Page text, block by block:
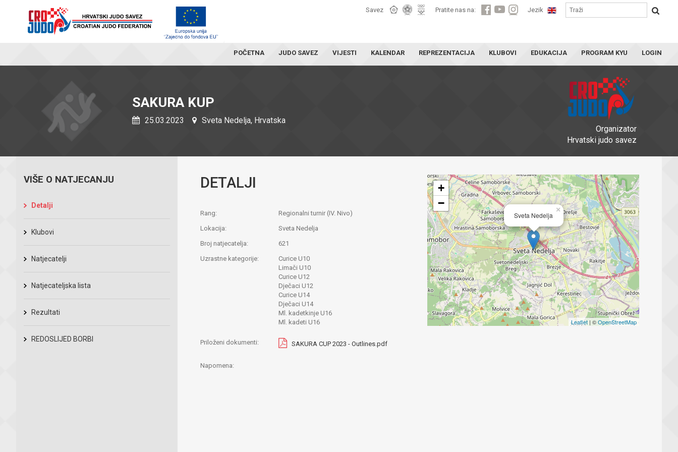
Savez Pratite nas na: Jezik
POČETNA JUDO SAVEZ VIJESTI KALENDAR REPREZENTACIJA KLUBOVI EDUKACIJA PROGRAM KYU LOGIN
Organizator
Hrvatski judo savez
SAKURA KUP
25.03.2023 Sveta Nedelja, Hrvatska
VIŠE O NATJECANJU
Detalji
Klubovi
Natjecatelji
Natjecateljska lista
Rezultati
REDOSLIJED BORBI
DETALJI
Rang:
Regionalni turnir (IV. Nivo)
Lokacija:
Sveta Nedelja
Broj natjecatelja:
621
Uzrastne kategorije:
Curice U10
Limači U10
Curice U12
Dječaci U12
Curice U14
Dječaci U14
Ml. kadetkinje U16
Ml. kadeti U16
Priloženi dokumenti: SAKURA CUP 2023 - Outlines.pdf
Sveta Nedelja
×
+
−
Leaflet | ©OpenStreetMap
Napomena: